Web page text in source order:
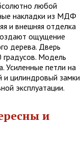
любой
накладки из МДФ
и внешняя отделка
ощущение
дерева. Дверь
градусов. Модель
Усиленные петли на
цилиндровый замки
эксплуатации.
и